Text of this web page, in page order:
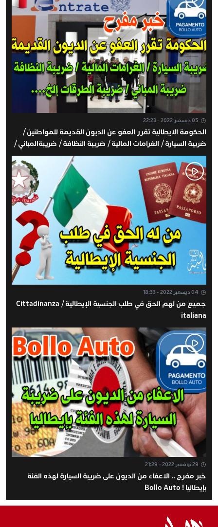
05 ديسمبر 2022 - 22:23
الحكومة الإيطالية تقرر العفو عن الديون القديمة للمواطنين /
ضريبة السيارة / الغرامات المالية / ضريبة النظافة / ضريبةالمباني /
الغرامات المالية
04 ديسمبر 2022 - 18:33
جميع من لهم الحق في طلب الجنسية الإيطالية / Cittadinanza
italiana
29 نوفمبر 2022 - 21:29
خبر مفرح .. الاعفاء من الديون على ضريبة السيارة لهذه الفئة
بإيطاليا ! Bollo Auto